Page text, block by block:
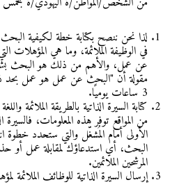
لذا نحن ننصح بكتابة خطة لكيفية
في الوظيفة الملائمة، وما هي المؤهلات
عن عمل، والأهم من ذلك هو البحث
مقولة أن "البحث عن عمل هو عمل بحد
3 ساعات يوميًا.
كتابة السيرة الذاتية بالطريقة الملائمة
من المواقع توفر هذه المعلومات،
الأولى أمام المُشغّل والتي ستحدد خطوة
البحث، أي استدعاؤك لمقابلة عمل أو
المرشحين الملائمين.
إرسال السيرة الذاتية للوظائف الملائمة